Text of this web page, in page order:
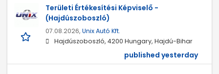
Területi Értékesítési Képviselő -
(Hajdúszoboszló)
07.08.2026, Unix Autó Kft.
Hajdúszoboszló, 4200 Hungary, Hajdú-Bihar
published yesterday